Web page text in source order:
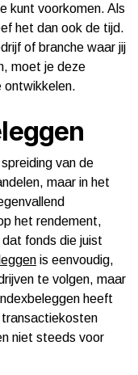
kunt voorkomen. Als
het dan ook de tijd.
of branche waar jij
moet je deze
ontwikkelen.
van de
maar in het
het rendement,
fonds die juist
is eenvoudig,
te volgen, maar
heeft
niet steeds voor